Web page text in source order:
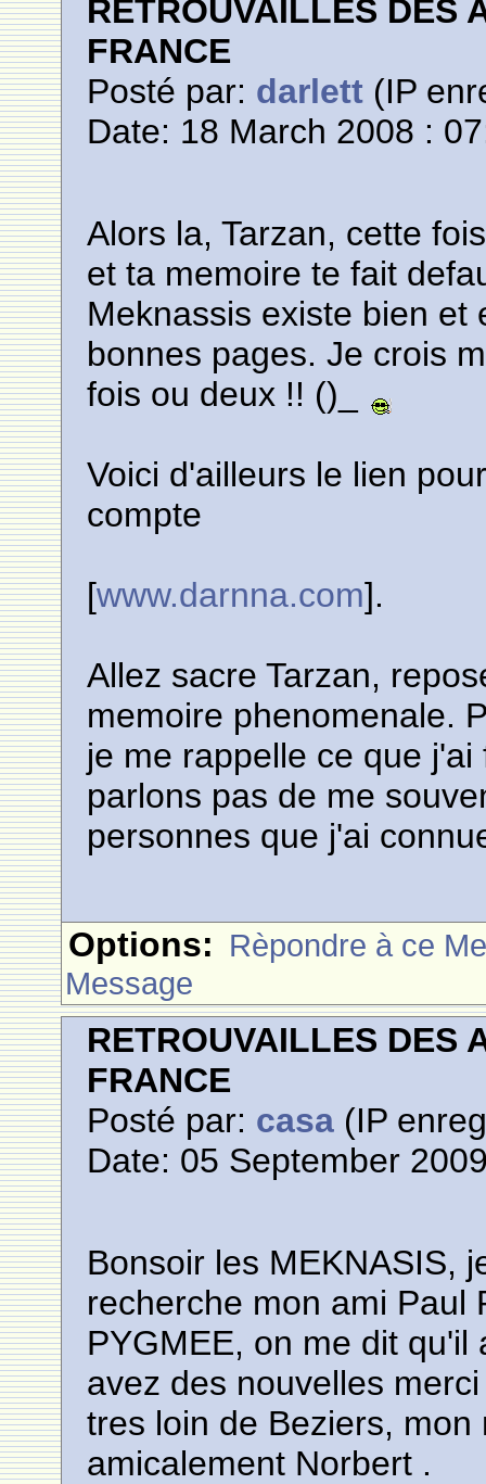
RETROUVAILLES DES
FRANCE
Posté par: darlett (IP
Date: 18 March 2008 :
Alors la, Tarzan, cette
et ta memoire te fait
Meknassis existe bien et
bonnes pages. Je crois
fois ou deux !! ()_
Voici d'ailleurs le lien
compte
[www.darnna.com].
Allez sacre Tarzan,
memoire phenomenale.
je me rappelle ce que
parlons pas de me
personnes que j'ai
Options: Rèpondre à ce
Message
RETROUVAILLES DES
FRANCE
Posté par: casa (IP
Date: 05 September
Bonsoir les MEKNASIS,
recherche mon ami Paul
PYGMEE, on me dit
avez des nouvelles
tres loin de Beziers,
amicalement Norbert .